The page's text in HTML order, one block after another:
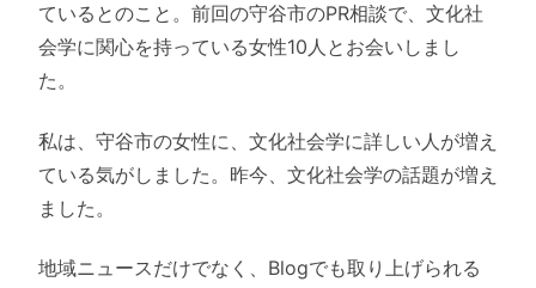
ているとのこと。前回の守谷市のPR相談で、文化社
会学に関心を持っている女性10人とお会いしまし
た。
私は、守谷市の女性に、文化社会学に詳しい人が増え
ている気がしました。昨今、文化社会学の話題が増え
ました。
地域ニュースだけでなく、Blogでも取り上げられる